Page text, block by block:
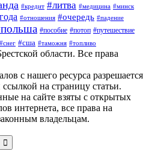
#кредит #литва #медицина #минск
#отношения #очередь #падение
#пособие #потоп #путешествие
#снег #сша #таможня #топливо
области. Все права
с нашего ресурса разрешается
на страницу статьи.
на сайте взяты с открытых
интернета, все права на
владельцам.